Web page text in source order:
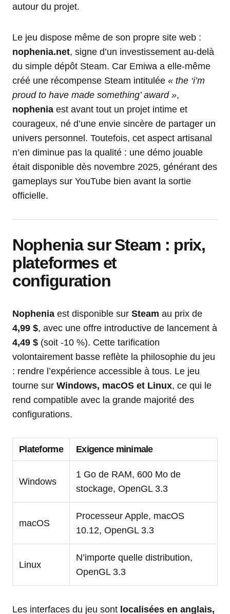
autour du projet.
Le jeu dispose même de son propre site web :
nophenia.net, signe d’un investissement au-delà
du simple dépôt Steam. Car Emiwa a elle-même
créé une récompense Steam intitulée « the ‘i’m
proud to have made something’ award »,
nophenia est avant tout un projet intime et
courageux, né d’une envie sincère de partager un
univers personnel. Toutefois, cet aspect artisanal
n’en diminue pas la qualité : une démo jouable
était disponible dès novembre 2025, générant des
gameplays sur YouTube bien avant la sortie
officielle.
Nophenia sur Steam : prix,
plateformes et
configuration
Nophenia est disponible sur Steam au prix de
4,99 $, avec une offre introductive de lancement à
4,49 $ (soit -10 %). Cette tarification
volontairement basse reflète la philosophie du jeu
: rendre l’expérience accessible à tous. Le jeu
tourne sur Windows, macOS et Linux, ce qui le
rend compatible avec la grande majorité des
configurations.
Plateforme Exigence minimale
Windows
1 Go de RAM, 600 Mo de
stockage, OpenGL 3.3
macOS
Processeur Apple, macOS
10.12, OpenGL 3.3
Linux
N’importe quelle distribution,
OpenGL 3.3
Les interfaces du jeu sont localisées en anglais,